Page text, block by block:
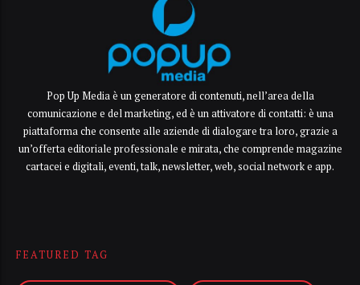
Pop Up Media è un generatore di contenuti, nell’area della
comunicazione e del marketing, ed è un attivatore di contatti: è una
piattaforma che consente alle aziende di dialogare tra loro, grazie a
un’offerta editoriale professionale e mirata, che comprende magazine
cartacei e digitali, eventi, talk, newsletter, web, social network e app.
FEATURED TAG